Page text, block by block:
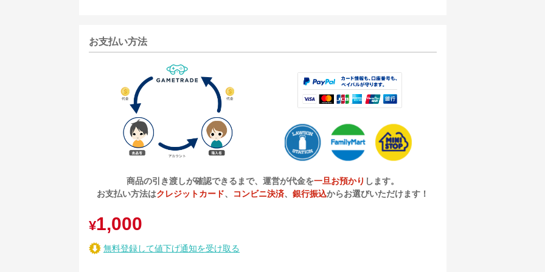
お支払い方法
商品の引き渡しが確認できるまで、運営が代金を一旦お預かり します。
お支払い方法はクレジットカード、 コンビニ決済、 銀行振込からお選びいただけます！
¥1,000
無料登録して値下げ通知を受け取る